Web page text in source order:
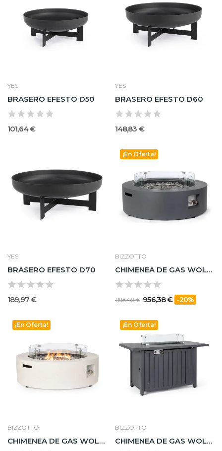
YES
BRASERO EFESTO D50
101,64 €
YES
BRASERO EFESTO D60
148,83 €
YES
BRASERO EFESTO D70
189,97 €
¡En Oferta!
BIZZOTTO
CHIMENEA DE GAS WOLKE GRIS OSCURO D104
1.195,48 € 956,38 € -20%
¡En Oferta!
BIZZOTTO
CHIMENEA DE GAS WOLKE BEIGE D104
¡En Oferta!
BIZZOTTO
CHIMENEA DE GAS WOLKE GRIS OSCURO 109X59